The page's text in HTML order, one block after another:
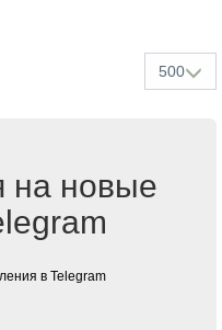
500
на новые
в Telegram